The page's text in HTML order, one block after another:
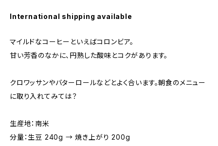
International shipping available
マイルドなコーヒーといえばコロンビア。
甘い芳香のなかに、円熟した酸味とコクがあります。
クロワッサンやバターロールなどとよく合います。朝食のメニュー
に取り入れてみては？
生産地：南米
分量：生豆 240g → 焼き上がり 200g